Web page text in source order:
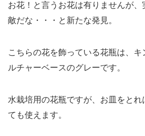
お花！と言うお花は有りませんが
敵だな・・・と新たな発見。
こちらの花を飾っている花瓶は、キ
ルチャーベースのグレーです。
水栽培用の花瓶ですが、お皿をとれ
ても使えます。